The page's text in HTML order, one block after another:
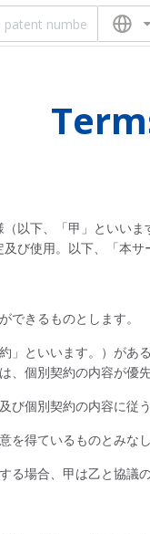
以下、「甲」といい
び使用。以下、「本
できるものとします。
」といいます。）が
個別契約の内容が優
個別契約の内容に従
得ているものとみなし
場合、甲は乙と協議